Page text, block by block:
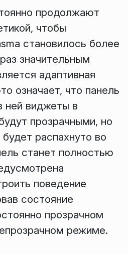
продолжают
чтобы
становилось более
значительным
адаптивная
означает, что панель
ней виджеты в
прозрачными, но
распахнуто во
станет полностью
поведение
состояние
прозрачном
режиме.